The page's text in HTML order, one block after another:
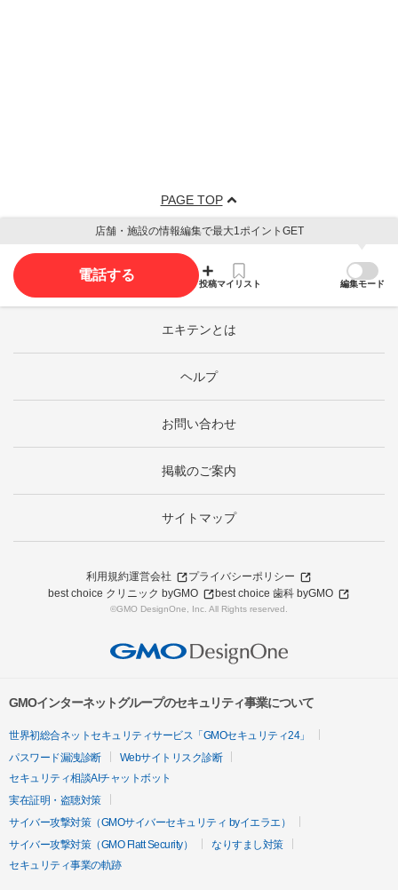
PAGE TOP
店舗・施設の情報編集で最大1ポイントGET
電話する
投稿マイリスト 編集モード
エキテンとは
ヘルプ
お問い合わせ
掲載のご案内
サイトマップ
利用規約運営会社
プライバシーポリシー
best choice クリニック byGMO
best choice 歯科 byGMO
©GMO DesignOne, Inc. All Rights reserved.
GMOインターネットグループのセキュリティ事業について
世界初総合ネットセキュリティサービス「GMOセキュリティ24」
パスワード漏洩診断
Webサイトリスク診断
セキュリティ相談AIチャットボット
実在証明・盗聴対策
サイバー攻撃対策（GMOサイバーセキュリティ byイエラエ）
サイバー攻撃対策（GMO Flatt Security）
なりすまし対策
セキュリティ事業の軌跡